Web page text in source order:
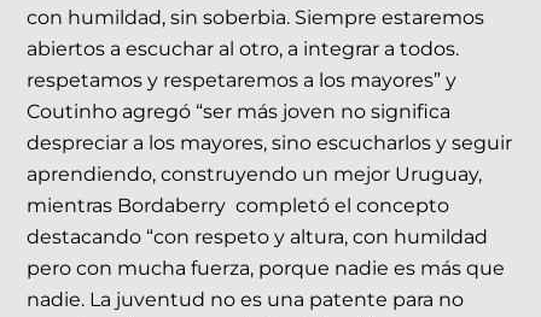
con humildad, sin soberbia. Siempre estaremos
abiertos a escuchar al otro, a integrar a todos.
respetamos y respetaremos a los mayores” y
Coutinho agregó “ser más joven no significa
despreciar a los mayores, sino escucharlos y seguir
aprendiendo, construyendo un mejor Uruguay,
mientras Bordaberry completó el concepto
destacando “con respeto y altura, con humildad
pero con mucha fuerza, porque nadie es más que
nadie. La juventud no es una patente para no